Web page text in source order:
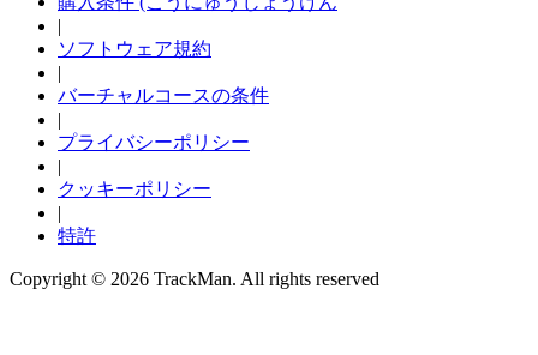
|
ソフトウェア規約
|
バーチャルコースの条件
|
プライバシーポリシー
|
クッキーポリシー
|
特許
Copyright © 2026 TrackMan. All rights reserved